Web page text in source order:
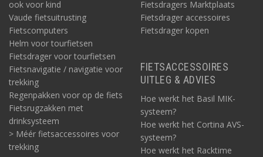
ook voor kind
Vaude fietsuitrusting
Fietscomputers
Helm voor tourfietsen
Fietsdrager voor tourfietsen
Fietsnavigatie / navigatie voor
trekking
Regenpakken voor op de fiets
Fietsrugzakken met
drinksysteem
> Méér fietsaccessoires voor
trekking
Fietsdragers Marktplaats
Fietsdrager accessoires
Fietsdrager kopen
FIETSACCESSOIRES
UITLEG & ADVIES
Hoe werkt het Basil MIK-
systeem?
Hoe werkt het Cortina AVS-
systeem?
Hoe werkt het Racktime